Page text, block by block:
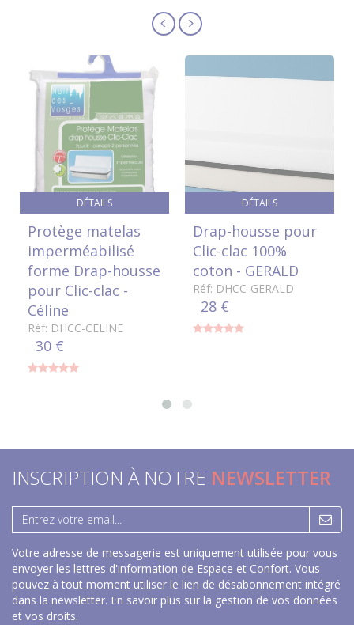
DÉTAILS
Protège matelas
imperméabilisé
forme Drap-housse
pour Clic-clac -
Céline
Réf: DHCC-CELINE
30 €
DÉTAILS
Drap-housse pour
Clic-clac 100%
coton - GERALD
Réf: DHCC-GERALD
28 €
INSCRIPTION À NOTRE NEWSLETTER
Votre adresse de messagerie est uniquement utilisée pour vous
envoyer les lettres d'information de Espace et Confort. Vous
pouvez à tout moment utiliser le lien de désabonnement intégré
dans la newsletter. En savoir plus sur la gestion de vos données
et vos droits.